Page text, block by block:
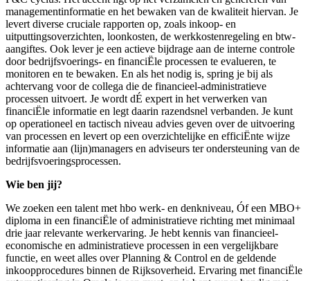
managementinformatie en het bewaken van de kwaliteit hiervan. Je
levert diverse cruciale rapporten op, zoals inkoop- en
uitputtingsoverzichten, loonkosten, de werkkostenregeling en btw-
aangiftes. Ook lever je een actieve bijdrage aan de interne controle
door bedrijfsvoerings- en financiËle processen te evalueren, te
monitoren en te bewaken. En als het nodig is, spring je bij als
achtervang voor de collega die de financieel-administratieve
processen uitvoert. Je wordt dÉ expert in het verwerken van
financiËle informatie en legt daarin razendsnel verbanden. Je kunt
op operationeel en tactisch niveau advies geven over de uitvoering
van processen en levert op een overzichtelijke en efficiËnte wijze
informatie aan (lijn)managers en adviseurs ter ondersteuning van de
bedrijfsvoeringsprocessen.
Wie ben jij?
We zoeken een talent met hbo werk- en denkniveau, Óf een MBO+
diploma in een financiËle of administratieve richting met minimaal
drie jaar relevante werkervaring. Je hebt kennis van financieel-
economische en administratieve processen in een vergelijkbare
functie, en weet alles over Planning & Control en de geldende
inkoopprocedures binnen de Rijksoverheid. Ervaring met financiËle